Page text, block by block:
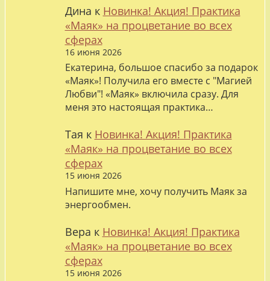
Дина к Новинка! Акция! Практика
«Маяк» на процветание во всех
сферах
16 июня 2026
Екатерина, большое спасибо за подарок
«Маяк»! Получила его вместе с "Магией
Любви"! «Маяк» включила сразу. Для
меня это настоящая практика…
Тая к Новинка! Акция! Практика
«Маяк» на процветание во всех
сферах
15 июня 2026
Напишите мне, хочу получить Маяк за
энергообмен.
Вера к Новинка! Акция! Практика
«Маяк» на процветание во всех
сферах
15 июня 2026